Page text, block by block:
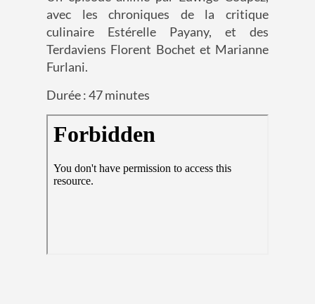
avec les chroniques de la critique
culinaire Estérelle Payany, et des
Terdaviens Florent Bochet et Marianne
Furlani.
Durée : 47 minutes